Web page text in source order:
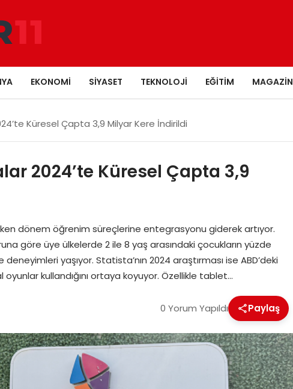
EKONOMI SIYASET TEKNOLOJI EĞITIM MAGAZIN
Küresel Çapta 3,9 Milyar Kere İndirildi
2024’te Küresel Çapta 3,9
dönem öğrenim süreçlerine entegrasyonu giderek artıyor.
göre üye ülkelerde 2 ile 8 yaş arasındaki çocukların yüzde
yaşıyor. Statista’nın 2024 araştırması ise ABD’deki
oyunlar kullandığını ortaya koyuyor. Özellikle tablet…
0 Yorum Yapıldı Paylaş